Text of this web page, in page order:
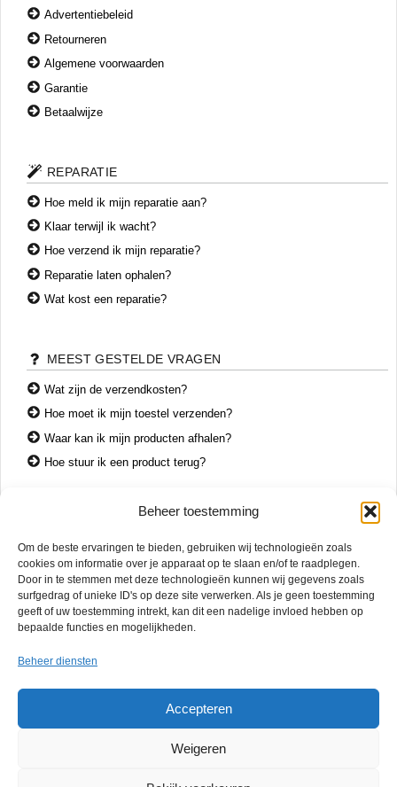
Beheer toestemming
Om de beste ervaringen te bieden, gebruiken wij technologieën zoals
cookies om informatie over je apparaat op te slaan en/of te raadplegen.
Door in te stemmen met deze technologieën kunnen wij gegevens zoals
surfgedrag of unieke ID's op deze site verwerken. Als je geen toestemming
geeft of uw toestemming intrekt, kan dit een nadelige invloed hebben op
bepaalde functies en mogelijkheden.
Beheer diensten
Accepteren
Weigeren
Advertentiebeleid
Retourneren
Algemene voorwaarden
Garantie
Betaalwijze
REPARATIE
Hoe meld ik mijn reparatie aan?
Klaar terwijl ik wacht?
Hoe verzend ik mijn reparatie?
Reparatie laten ophalen?
Wat kost een reparatie?
MEEST GESTELDE VRAGEN
Wat zijn de verzendkosten?
Hoe moet ik mijn toestel verzenden?
Waar kan ik mijn producten afhalen?
Hoe stuur ik een product terug?
+31 74 7850071
+31 683 65 60 77
Wemenstraat 26
7551 EX Hengelo
Mac Reparatie Twente biedt snelle en betrouwbare service in Hengelo,
Almelo, Borne, Enschede en omgeving. Zonder afspraak welkom. Gratis